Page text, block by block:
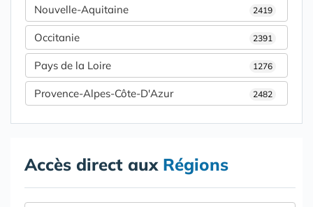
Nouvelle-Aquitaine 2419
Occitanie 2391
Pays de la Loire 1276
Provence-Alpes-Côte-D'Azur 2482
Accès direct aux Régions